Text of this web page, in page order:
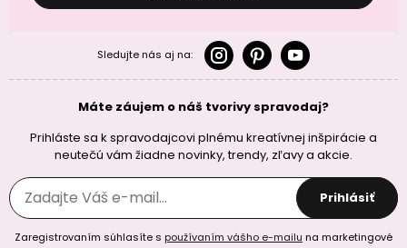
Sledujte nás aj na:
Máte záujem o náš tvorivy spravodaj?
Prihláste sa k spravodajcovi plnému kreatívnej inšpirácie a
neutečú vám žiadne novinky, trendy, zľavy a akcie.
Prihlásiť
Zaregistrovaním súhlasíte s používaním vášho e-mailu na marketingové